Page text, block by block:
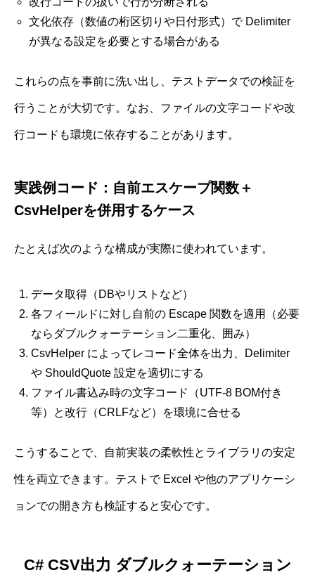
文化依存（数値の桁区切りや日付形式）で Delimiter
が異なる設定を必要とする場合がある
これらの点を事前に洗い出し、テストデータでの検証を
行うことが大切です。なお、ファイルの文字コードや改
行コードも環境に依存することがあります。
実践例コード：自前エスケープ関数＋
CsvHelperを併用するケース
たとえば次のような構成が実際に使われています。
データ取得（DBやリストなど）
各フィールドに対し自前の Escape 関数を適用（必要
ならダブルクォーテーション二重化、囲み）
CsvHelper によってレコード全体を出力、Delimiter
や ShouldQuote 設定を適切にする
ファイル書込み時の文字コード（UTF-8 BOM付き
等）と改行（CRLFなど）を環境に合せる
こうすることで、自前実装の柔軟性とライブラリの安定
性を両立できます。テストで Excel や他のアプリケーシ
ョンでの開き方も検証すると安心です。
C# CSV出力 ダブルクォーテーション